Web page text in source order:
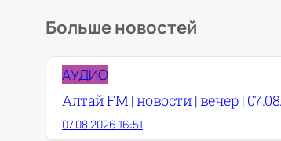
Больше новостей
АУДИО
Алтай FM | новости | вечер |
07.08.2026 16:51